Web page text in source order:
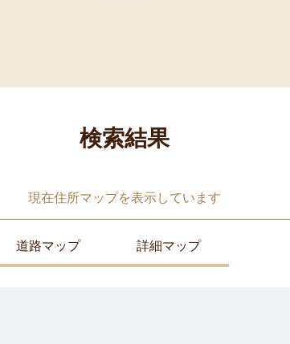
検索結果
現在住所マップを表示しています
道路マップ 詳細マップ